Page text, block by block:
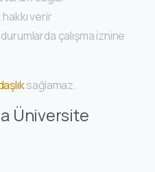
verir
çalışma iznine
sağlamaz.
Üniversite